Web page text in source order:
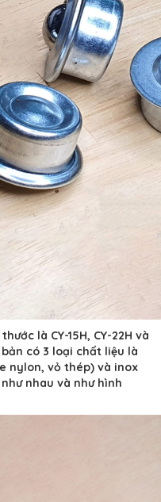
là CY-15H, CY-22H và
có 3 loại chất liệu là
nylon, vỏ thép) và inox
nhau và như hình